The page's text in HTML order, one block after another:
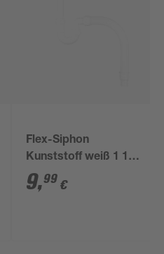
Flex-Siphon
Kunststoff weiß 1 1/2'
x 40/50 mm
9,99 €